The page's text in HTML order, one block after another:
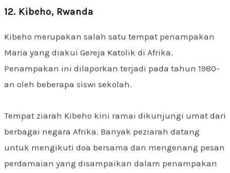
12. Kibeho, Rwanda
Kibeho merupakan salah satu tempat penampakan
Maria yang diakui Gereja Katolik di Afrika.
Penampakan ini dilaporkan terjadi pada tahun 1980-
an oleh beberapa siswi sekolah.
Tempat ziarah Kibeho kini ramai dikunjungi umat dari
berbagai negara Afrika. Banyak peziarah datang
untuk mengikuti doa bersama dan mengenang pesan
perdamaian yang disampaikan dalam penampakan